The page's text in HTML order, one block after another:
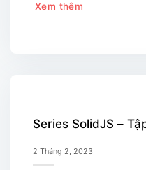
Xem thêm
Series SolidJS –
2 Tháng 2, 2023